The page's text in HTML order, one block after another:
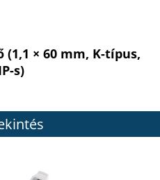
× 60 mm, K-típus,
s)